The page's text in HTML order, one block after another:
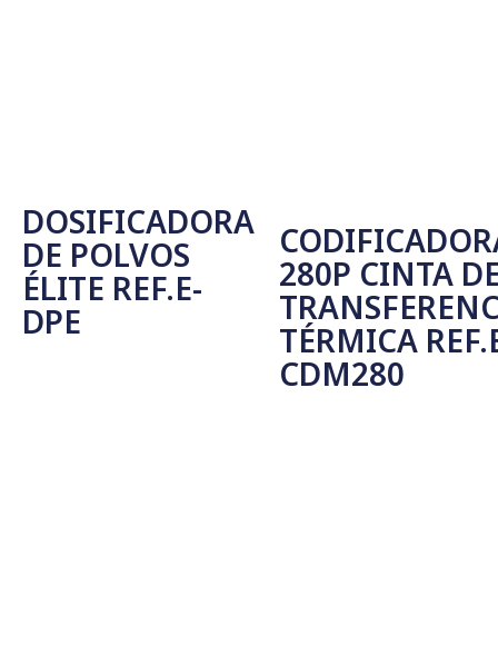
DOSIFICADORA
DE POLVOS
ÉLITE REF.E-
DPE
280P CINTA
TÉRMICA
CDM280